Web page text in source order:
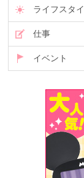
ライフスタ
仕事
イベント